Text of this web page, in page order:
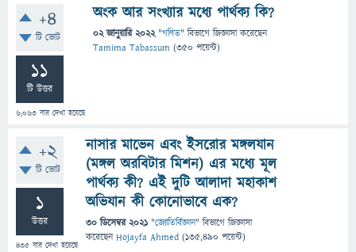
+4
টি ভোট
11
টি উত্তর
6,063 বার দেখা হয়েছে
অংক আর সংখ্যার মধ্যে পার্থক্য কি?
02 জানুয়ারি 2022 "গণিত" বিভাগে জিজ্ঞাসাকরেছেন
Tamima Tabassum (350 পয়েন্ট)
+2
টি ভোট
1
উত্তর
435 বার দেখা হয়েছে
নাসার মাভেন এবং ইসরোর মঙ্গলযান
(মঙ্গল অরবিটার মিশন) এর মধ্যে মূল
পার্থক্য কী? এই দুটি আলাদা মহাকাশ
অভিযান কী কোনোভাবে এক?
30 ডিসেম্বর 2021 "জ্যোতির্বিজ্ঞান" বিভাগে জিজ্ঞাসা
করেছেনHojayfa Ahmed (135,490 পয়েন্ট)